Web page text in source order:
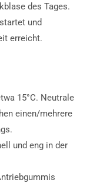
des Tages.
und
erreicht.
15°C. Neutrale
einen/mehrere
und eng in der